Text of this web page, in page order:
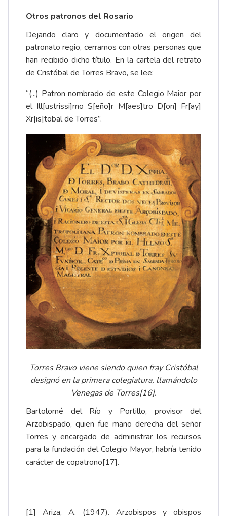
Otros patronos del Rosario
Dejando claro y documentado el origen del
patronato regio, cerramos con otras personas que
han recibido dicho título. En la cartela del retrato
de Cristóbal de Torres Bravo, se lee:
“(...) Patron nombrado de este Colegio Maior por
el Ill[ustrissi]mo S[eño]r M[aes]tro D[on] Fr[ay]
Xr[is]tobal de Torres”.
Torres Bravo viene siendo quien fray Cristóbal
designó en la primera colegiatura, llamándolo
Venegas de Torres[16].
Bartolomé del Río y Portillo, provisor del
Arzobispado, quien fue mano derecha del señor
Torres y encargado de administrar los recursos
para la fundación del Colegio Mayor, habría tenido
carácter de copatrono[17].
[1] Ariza, A. (1947). Arzobispos y obispos